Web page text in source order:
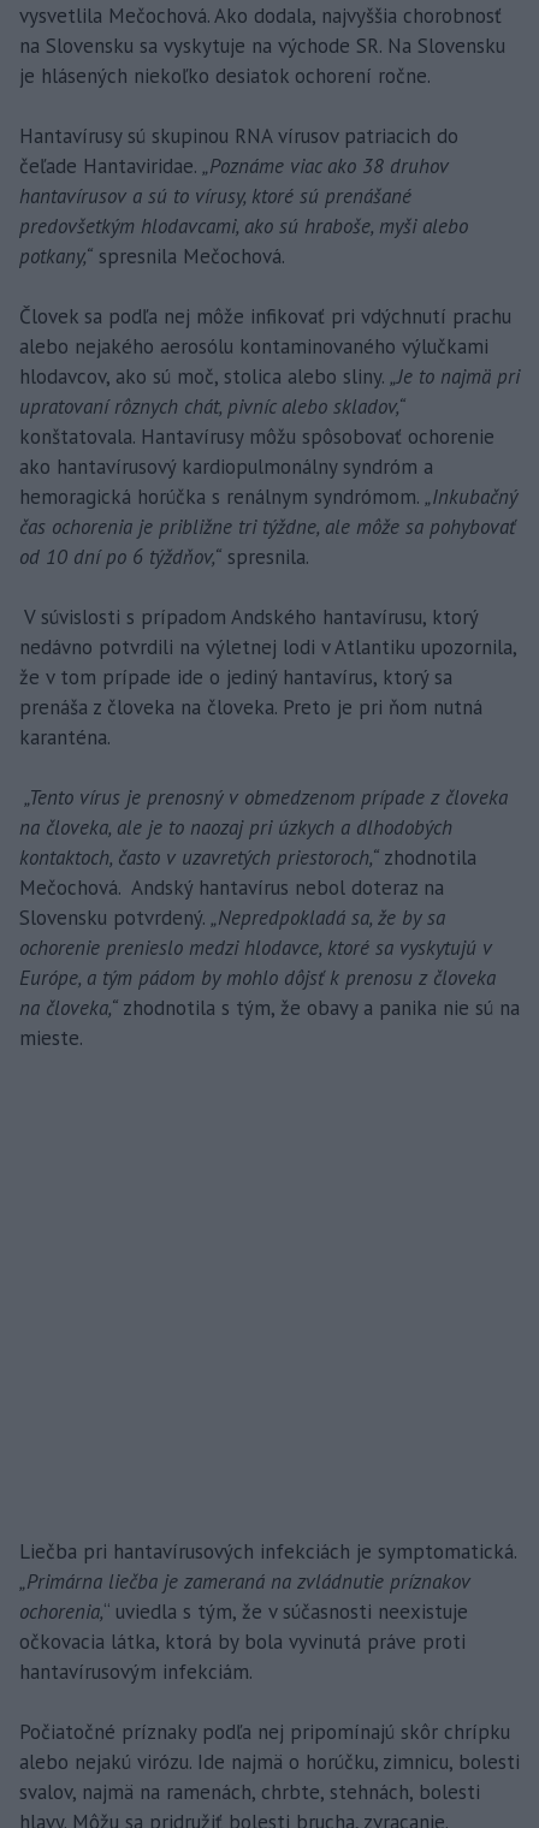
vysvetlila Mečochová. Ako dodala, najvyššia chorobnosť
na Slovensku sa vyskytuje na východe SR. Na Slovensku
je hlásených niekoľko desiatok ochorení ročne.
Hantavírusy sú skupinou RNA vírusov patriacich do
čeľade Hantaviridae. „Poznáme viac ako 38 druhov
hantavírusov a sú to vírusy, ktoré sú prenášané
predovšetkým hlodavcami, ako sú hraboše, myši alebo
potkany,“ spresnila Mečochová.
Človek sa podľa nej môže infikovať pri vdýchnutí prachu
alebo nejakého aerosólu kontaminovaného výlučkami
hlodavcov, ako sú moč, stolica alebo sliny. „Je to najmä pri
upratovaní rôznych chát, pivníc alebo skladov,“
konštatovala. Hantavírusy môžu spôsobovať ochorenie
ako hantavírusový kardiopulmonálny syndróm a
hemoragická horúčka s renálnym syndrómom. „Inkubačný
čas ochorenia je približne tri týždne, ale môže sa pohybovať
od 10 dní po 6 týždňov,“ spresnila.
V súvislosti s prípadom Andského hantavírusu, ktorý
nedávno potvrdili na výletnej lodi v Atlantiku upozornila,
že v tom prípade ide o jediný hantavírus, ktorý sa
prenáša z človeka na človeka. Preto je pri ňom nutná
karanténa.
„Tento vírus je prenosný v obmedzenom prípade z človeka
na človeka, ale je to naozaj pri úzkych a dlhodobých
kontaktoch, často v uzavretých priestoroch,“ zhodnotila
Mečochová. Andský hantavírus nebol doteraz na
Slovensku potvrdený. „Nepredpokladá sa, že by sa
ochorenie prenieslo medzi hlodavce, ktoré sa vyskytujú v
Európe, a tým pádom by mohlo dôjsť k prenosu z človeka
na človeka,“ zhodnotila s tým, že obavy a panika nie sú na
mieste.
Liečba pri hantavírusových infekciách je symptomatická.
„Primárna liečba je zameraná na zvládnutie príznakov
ochorenia,“ uviedla s tým, že v súčasnosti neexistuje
očkovacia látka, ktorá by bola vyvinutá práve proti
hantavírusovým infekciám.
Počiatočné príznaky podľa nej pripomínajú skôr chrípku
alebo nejakú virózu. Ide najmä o horúčku, zimnicu, bolesti
svalov, najmä na ramenách, chrbte, stehnách, bolesti
hlavy. Môžu sa pridružiť bolesti brucha, zvracanie.